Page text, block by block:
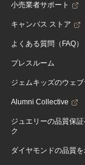
小売業者サポート
キャンパス ストア
よくある質問（FAQ）
プレスルーム
ジェムキッズのウェブ
Alumni Collective
ジュエリーの品質保
ク
ダイヤモンドの品質